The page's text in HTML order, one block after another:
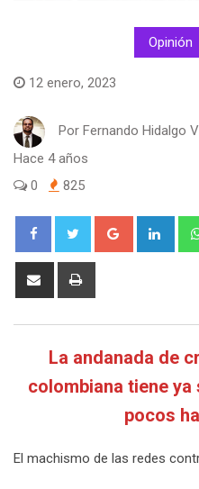
Opinión
12 enero, 2023
Por Fernando Hidalgo
Hace 4 años
0
825
Google+
Share
La andanada de
colombiana tiene ya
pocos
El machismo de las redes